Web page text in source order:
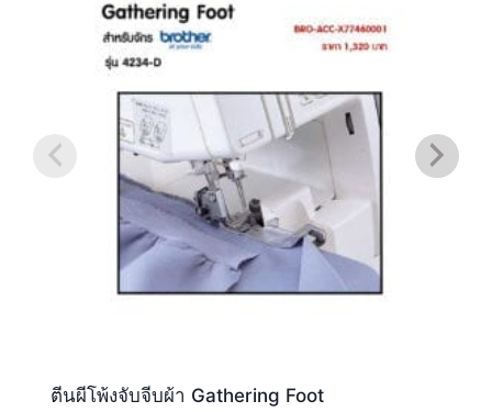
ตีนผีโพ้งจับจีบผ้า Gathering Foot